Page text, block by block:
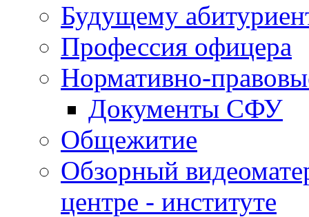
Будущему
Профессия офицера
Нормативно-
Документы СФУ
Общежитие
Обзорный
центре - институте